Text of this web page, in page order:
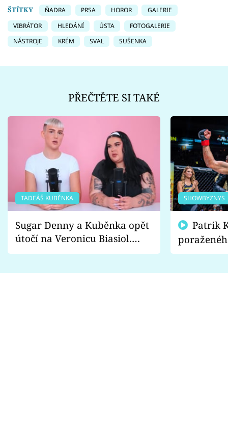
ŠTÍTKY ŇADRA PRSA HOROR
GALERIE
VIBRÁTOR
HLEDÁNÍ ÚSTA
FOTOGALERIE
NÁSTROJE
KRÉM SVAL SUŠENKA
PŘEČTĚTE SI TAKÉ
TADEÁŠ KUBĚNKA
Sugar Denny a Kuběnka opět
útočí na Veronicu Biasiol.
Proč je podle nich falešná a
SHOWBYZNYS
fanoušci